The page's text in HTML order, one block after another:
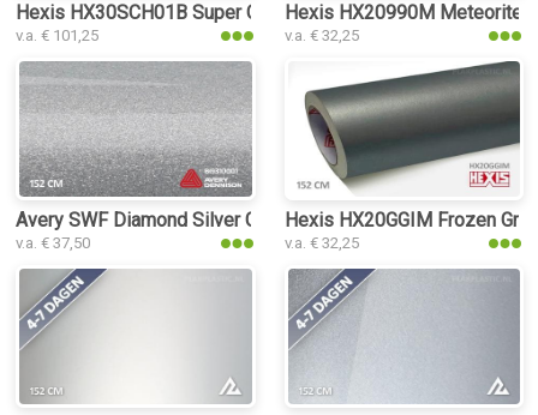
Hexis HX30SCH01B Super Chrome Silver Gloss plakplastic
v.a. € 101,25
Hexis HX20990M Meteorite
v.a. € 32,25
Avery SWF Diamond Silver Gloss plakplastic
v.a. € 37,50
Hexis HX20GGIM Frozen
v.a. € 32,25